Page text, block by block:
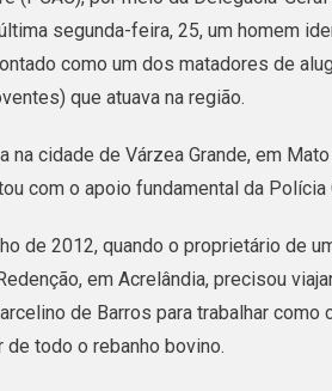
segunda-feira, 25, um homem
como um dos matadores de
que atuava na região.
na cidade de Várzea Grande, em
com o apoio fundamental da
de 2012, quando o proprietário de
em Acrelândia, precisou
de Barros para trabalhar
todo o rebanho bovino.